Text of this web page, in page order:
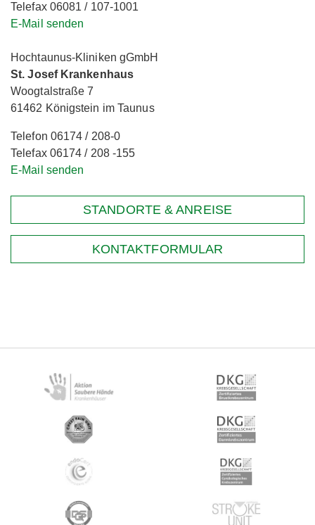
Telefax 06081 / 107-1001
E-Mail senden
Hochtaunus-Kliniken gGmbH
St. Josef Krankenhaus
Woogtalstraße 7
61462 Königstein im Taunus
Telefon 06174 / 208-0
Telefax 06174 / 208 -155
E-Mail senden
STANDORTE & ANREISE
KONTAKTFORMULAR